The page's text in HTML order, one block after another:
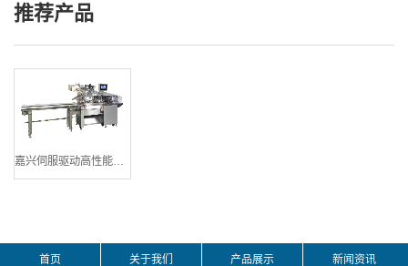
推荐产品
嘉兴伺服驱动高性能横枕式包装机
首页 关于我们 产品展示 新闻资讯